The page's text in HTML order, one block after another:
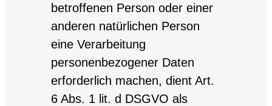
betroffenen Person oder einer
anderen natürlichen Person
eine Verarbeitung
personenbezogener Daten
erforderlich machen, dient Art.
6 Abs. 1 lit. d DSGVO als